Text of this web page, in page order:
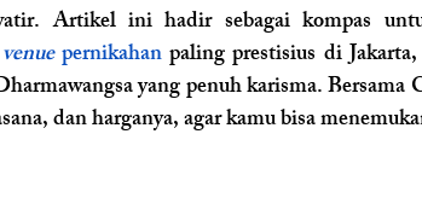
Artikel ini hadir sebagai kompas
venue pernikahan paling prestisius di
yang penuh karisma.
dan harganya, agar kamu bisa